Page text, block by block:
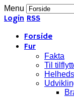
Menu
Login RSS
Forside
Fur
Fakta
Til